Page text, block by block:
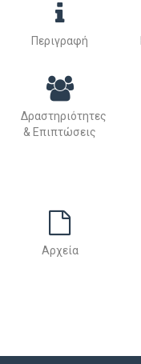
Περιγραφή
Δραστηριότητες
& Επιπτώσεις
Αρχεία